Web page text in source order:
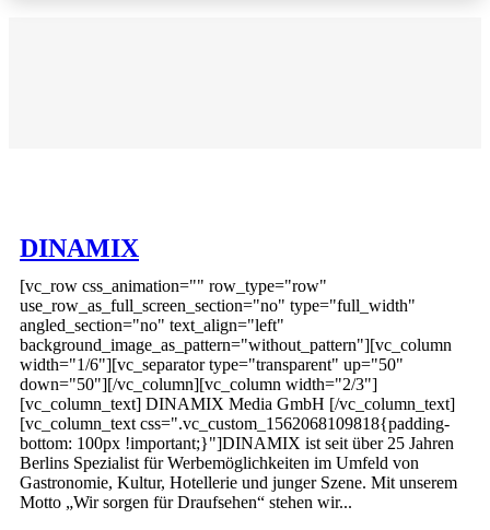
DINAMIX
[vc_row css_animation="" row_type="row"
use_row_as_full_screen_section="no" type="full_width"
angled_section="no" text_align="left"
background_image_as_pattern="without_pattern"][vc_column
width="1/6"][vc_separator type="transparent" up="50"
down="50"][/vc_column][vc_column width="2/3"]
[vc_column_text] DINAMIX Media GmbH [/vc_column_text]
[vc_column_text css=".vc_custom_1562068109818{padding-
bottom: 100px !important;}"]DINAMIX ist seit über 25 Jahren
Berlins Spezialist für Werbemöglichkeiten im Umfeld von
Gastronomie, Kultur, Hotellerie und junger Szene. Mit unserem
Motto „Wir sorgen für Draufsehen“ stehen wir...